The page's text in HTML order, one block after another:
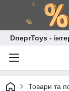
DneprToys -
Товари та